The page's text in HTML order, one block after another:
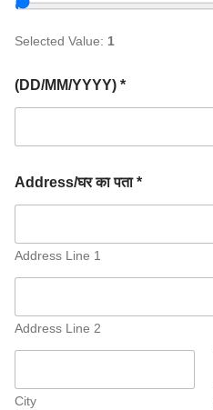
Selected Value: 1
(DD/MM/YYYY) *
Address/घर का पता *
Address Line 1
Address Line 2
City